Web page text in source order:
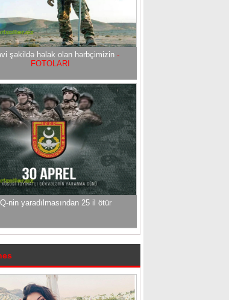
şəkildə həlak olan hərbçimizin -
FOTOLARI
nin yaradılmasından 25 il ötür